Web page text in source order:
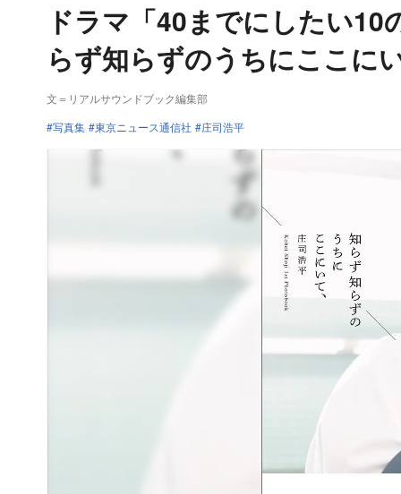
ドラマ「40までにしたい
らず知らずのうちにここに
文＝リアルサウンドブック編集部
写真集
東京ニュース通信社 庄司浩平